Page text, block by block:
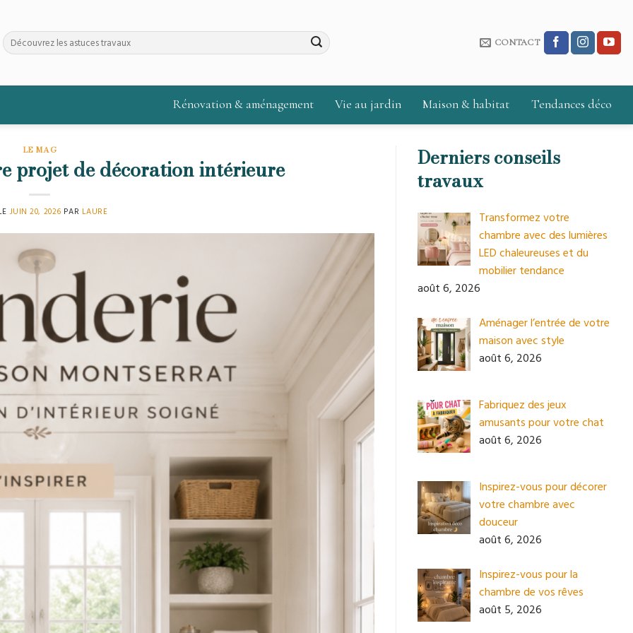
CONTACT
Rénovation & aménagement Vie au jardin Maison & habitat Tendances déco
LE MAG
projet de décoration intérieure
JUIN 20, 2026 PAR LAURE
Derniers conseils
travaux
Transformez votre
chambre avec des lumières
LED chaleureuses et du
mobilier tendance
août 6, 2026
Aménager l’entrée de votre
maison avec style
août 6, 2026
Fabriquez des jeux
amusants pour votre chat
août 6, 2026
Inspirez-vous pour décorer
votre chambre avec
douceur
août 6, 2026
Inspirez-vous pour la
chambre de vos rêves
août 5, 2026